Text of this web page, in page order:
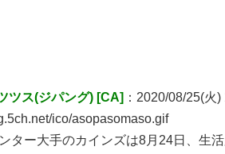
ツス(ジパング) [CA] ：2020/08/25(火
ico/asopasomaso.gif
ター大手のカインズは8月24日、生